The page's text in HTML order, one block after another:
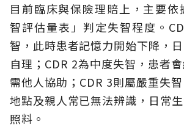
目前臨床與保險理賠上，主要依
智評估量表」判定失智程度。
智，此時患者記憶力開始下降，
自理；CDR 2為中度失智，患者
需他人協助；CDR 3則屬嚴重失
地點及親人常已無法辨識，日常
照料。